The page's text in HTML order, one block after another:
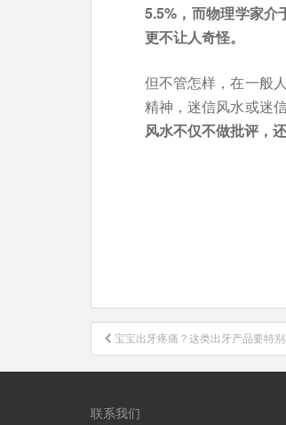
5.5%，而物理学家介
更不让人奇怪。
但不管怎样，在一般
精神，迷信风水或迷
风水不仅不做批评，
文
章
导
宝宝出牙疼痛？这类出牙产品要特
联系我们